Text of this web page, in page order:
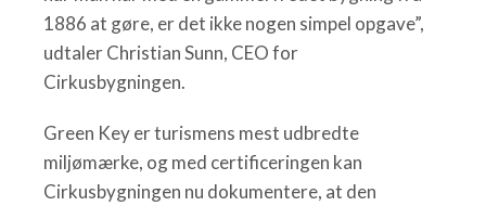
1886 at gøre, er det ikke nogen simpel opgave”,
udtaler Christian Sunn, CEO for
Cirkusbygningen.
Green Key er turismens mest udbredte
miljømærke, og med certificeringen kan
Cirkusbygningen nu dokumentere, at den